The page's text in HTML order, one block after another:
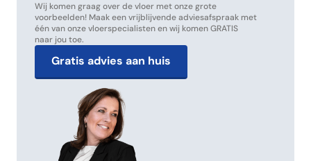
Wij komen graag over de vloer met onze grote
voorbeelden! Maak een vrijblijvende adviesafspraak met
één van onze vloerspecialisten en wij komen GRATIS
naar jou toe.
Gratis advies aan huis